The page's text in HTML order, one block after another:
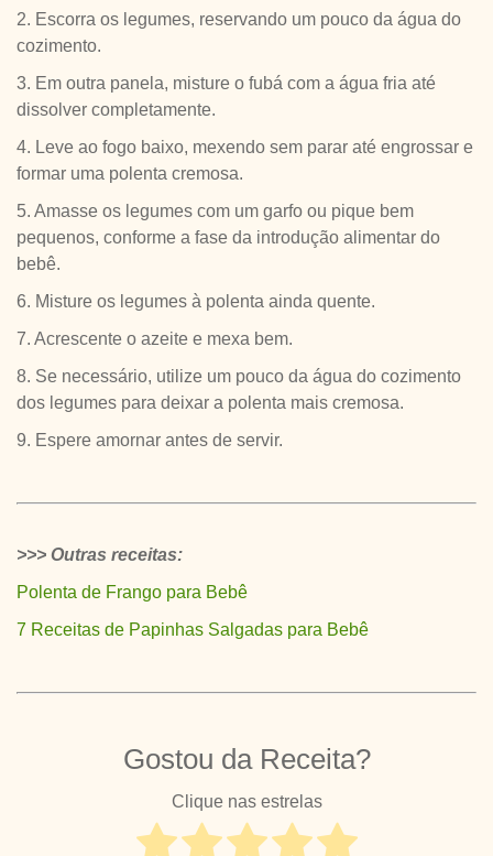
2. Escorra os legumes, reservando um pouco da água do
cozimento.
3. Em outra panela, misture o fubá com a água fria até
dissolver completamente.
4. Leve ao fogo baixo, mexendo sem parar até engrossar e
formar uma polenta cremosa.
5. Amasse os legumes com um garfo ou pique bem
pequenos, conforme a fase da introdução alimentar do
bebê.
6. Misture os legumes à polenta ainda quente.
7. Acrescente o azeite e mexa bem.
8. Se necessário, utilize um pouco da água do cozimento
dos legumes para deixar a polenta mais cremosa.
9. Espere amornar antes de servir.
>>> Outras receitas:
Polenta de Frango para Bebê
7 Receitas de Papinhas Salgadas para Bebê
Gostou da Receita?
Clique nas estrelas